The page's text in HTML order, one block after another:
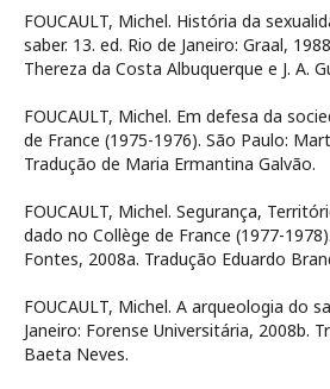
FOUCAULT, Michel. História da
saber. 13. ed. Rio de Janeiro: Graal,
Thereza da Costa Albuquerque e J. A.
FOUCAULT, Michel. Em defesa da
de France (1975-1976). São Paulo:
Tradução de Maria Ermantina Galvão.
FOUCAULT, Michel. Segurança,
dado no Collège de France (1977-
Fontes, 2008a. Tradução Eduardo
FOUCAULT, Michel. A arqueologia do
Janeiro: Forense Universitária, 2008b.
Baeta Neves.